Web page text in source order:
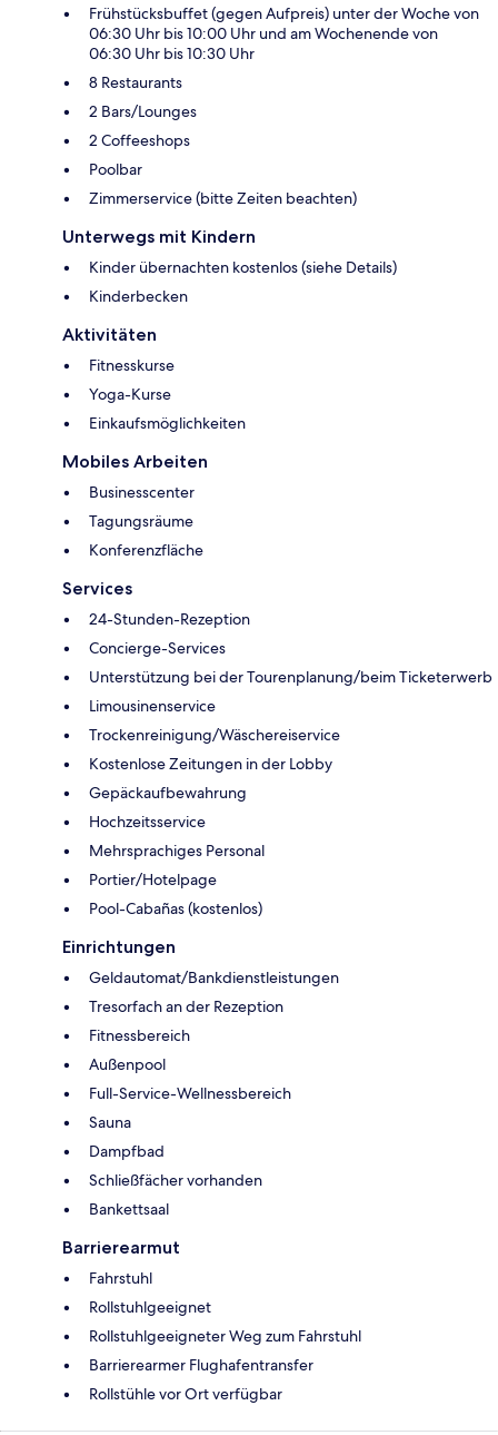
Frühstücksbuffet (gegen Aufpreis) unter der Woche von
06:30 Uhr bis 10:00 Uhr und am Wochenende von
06:30 Uhr bis 10:30 Uhr
8 Restaurants
2 Bars/Lounges
2 Coffeeshops
Poolbar
Zimmerservice (bitte Zeiten beachten)
Unterwegs mit Kindern
Kinder übernachten kostenlos (siehe Details)
Kinderbecken
Aktivitäten
Fitnesskurse
Yoga-Kurse
Einkaufsmöglichkeiten
Mobiles Arbeiten
Businesscenter
Tagungsräume
Konferenzfläche
Services
24-Stunden-Rezeption
Concierge-Services
Unterstützung bei der Tourenplanung/beim Ticketerwerb
Limousinenservice
Trockenreinigung/Wäschereiservice
Kostenlose Zeitungen in der Lobby
Gepäckaufbewahrung
Hochzeitsservice
Mehrsprachiges Personal
Portier/Hotelpage
Pool-Cabañas (kostenlos)
Einrichtungen
Geldautomat/Bankdienstleistungen
Tresorfach an der Rezeption
Fitnessbereich
Außenpool
Full-Service-Wellnessbereich
Sauna
Dampfbad
Schließfächer vorhanden
Bankettsaal
Barrierearmut
Fahrstuhl
Rollstuhlgeeignet
Rollstuhlgeeigneter Weg zum Fahrstuhl
Barrierearmer Flughafentransfer
Rollstühle vor Ort verfügbar